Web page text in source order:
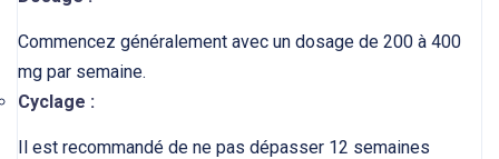
Commencez généralement avec un dosage de 200 à 400
mg par semaine.
Cyclage :
Il est recommandé de ne pas dépasser 12 semaines